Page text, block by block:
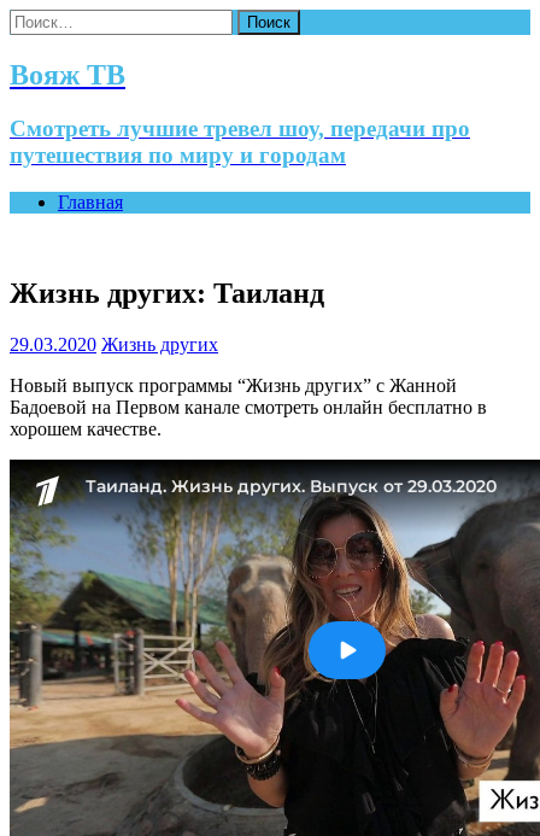
Найти:
Вояж ТВ
Смотреть лучшие тревел шоу, передачи про
путешествия по миру и городам
Главная
Жизнь других: Таиланд
29.03.2020 Жизнь других
Новый выпуск программы “Жизнь других” с Жанной
Бадоевой на Первом канале смотреть онлайн бесплатно в
хорошем качестве.